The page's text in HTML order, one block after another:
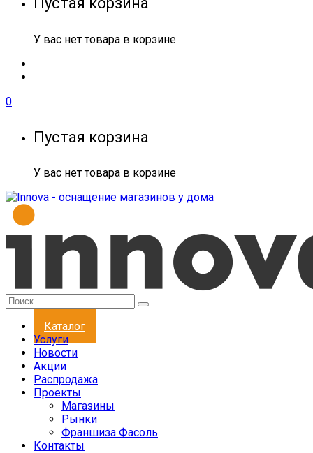
У вас нет товара в корзине
0
Пустая корзина
У вас нет товара в корзине
Каталог
Услуги
Новости
Акции
Распродажа
Проекты
Магазины
Рынки
Франшиза Фасоль
Контакты